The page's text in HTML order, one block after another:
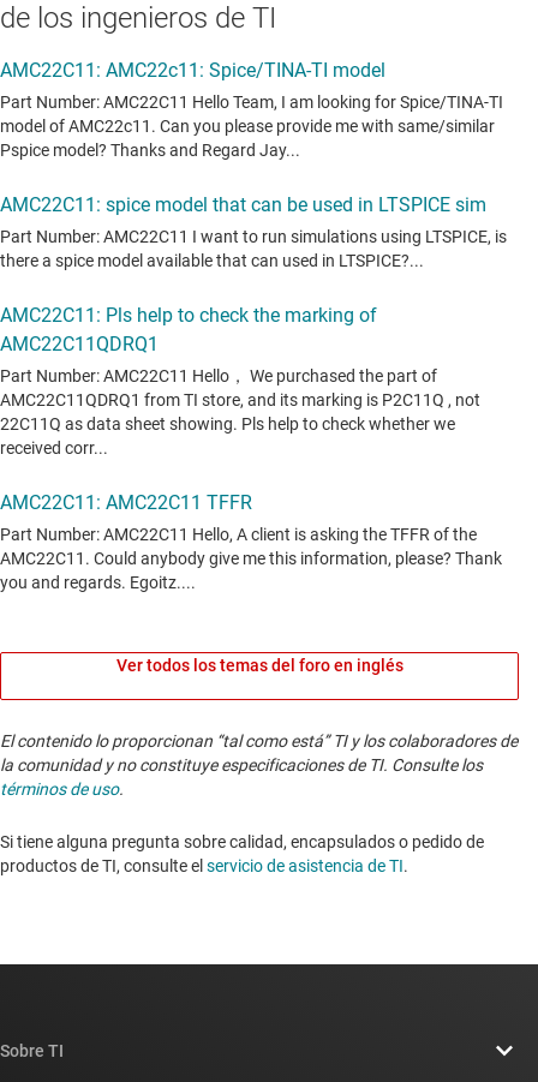
de los ingenieros de TI
Ver todos los temas del foro en inglés
El contenido lo proporcionan “tal como está” TI y los colaboradores de
la comunidad y no constituye especificaciones de TI. Consulte los
términos de uso.
Si tiene alguna pregunta sobre calidad, encapsulados o pedido de
productos de TI, consulte el servicio de asistencia de TI. ​​​​​​​​​​​​​​
Sobre TI